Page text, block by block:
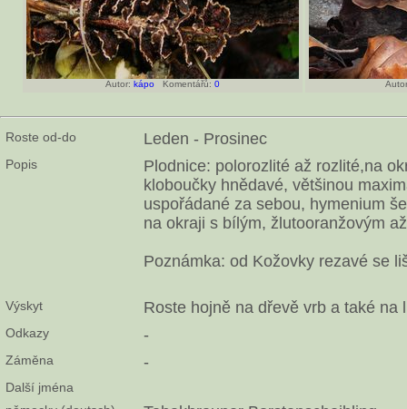
Autor: kápo Komentářů: 0
Roste od-do Leden - Prosinec
Popis
Plodnice: polorozlité až rozlité,na
kloboučky hnědavé, většinou
uspořádané za sebou, hymenium
na okraji s bílým, žlutooranžovým
Poznámka: od Kožovky rezavé se
Výskyt Roste hojně na dřevě vrb a také na
Odkazy -
Záměna -
Další jména